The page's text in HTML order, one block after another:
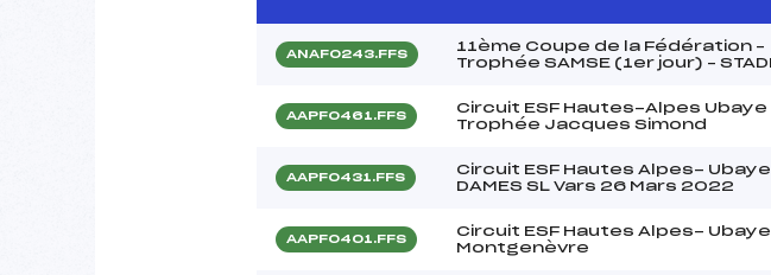
ANAF0243.FFS
11ème Coupe de la Fédération –
Trophée SAMSE (1er jour) –
AAPF0461.FFS
Circuit ESF Hautes-Alpes Ubaye
Trophée Jacques Simond
AAPF0431.FFS
Circuit ESF Hautes Alpes- Ubaye
DAMES SL Vars 26 Mars 2022
AAPF0401.FFS
Circuit ESF Hautes Alpes- Ubaye
Montgenèvre